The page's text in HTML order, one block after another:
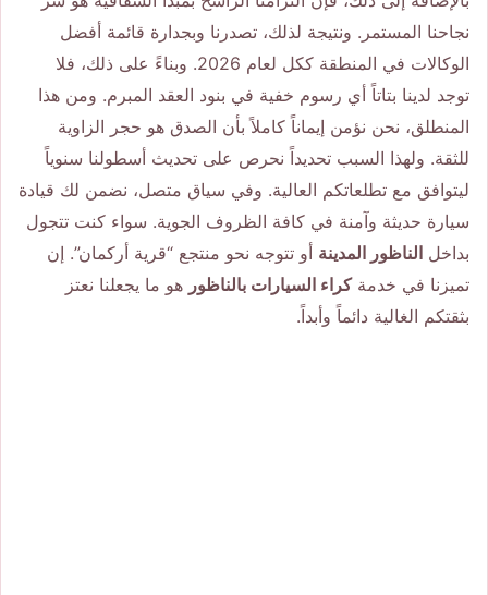
نجاحنا المستمر. ونتيجة لذلك، تصدرنا وبجدارة قائمة أفضل
الوكالات في المنطقة ككل لعام 2026. وبناءً على ذلك، فلا
توجد لدينا بتاتاً أي رسوم خفية في بنود العقد المبرم. ومن هذا
المنطلق، نحن نؤمن إيماناً كاملاً بأن الصدق هو حجر الزاوية
للثقة. ولهذا السبب تحديداً نحرص على تحديث أسطولنا سنوياً
ليتوافق مع تطلعاتكم العالية. وفي سياق متصل، نضمن لك قيادة
سيارة حديثة وآمنة في كافة الظروف الجوية. سواء كنت تتجول
بداخل الناظور المدينة أو تتوجه نحو منتجع “قرية أركمان”. إن
تميزنا في خدمةكراء السيارات بالناظور هو ما يجعلنا نعتز
بثقتكم الغالية دائماً وأبداً.